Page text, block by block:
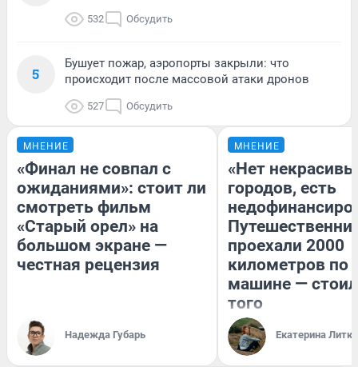
532 Обсудить
5
Бушует пожар, аэропорты закрыли: что
происходит после массовой атаки дронов
527 Обсудить
МНЕНИЕ
«Финал не совпал с
ожиданиями»: стоит ли
смотреть фильм
«Старый орел» на
большом экране —
честная рецензия
Надежда Губарь
МНЕНИЕ
«Нет
городов, есть
проехали 2000
километров по
машине —
того
Екатерина